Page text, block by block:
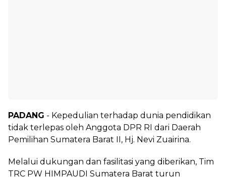
PADANG - Kepedulian terhadap dunia pendidikan
tidak terlepas oleh Anggota DPR RI dari Daerah
Pemilihan Sumatera Barat II, Hj. Nevi Zuairina.
Melalui dukungan dan fasilitasi yang diberikan, Tim
TRC PW HIMPAUDI Sumatera Barat turun